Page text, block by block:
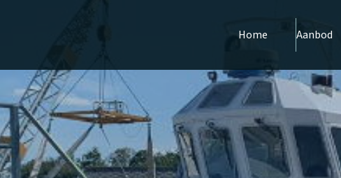
Home Aanbod